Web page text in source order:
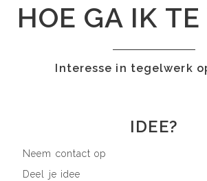
HOE GA IK
Interesse in tegelwerk
IDEE?
Neem contact op
Deel je idee